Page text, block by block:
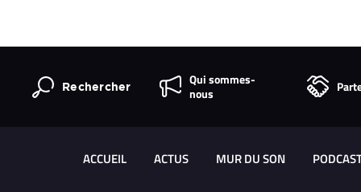
Rechercher
Qui sommes-
nous
ACCUEIL ACTUS MUR DU SON